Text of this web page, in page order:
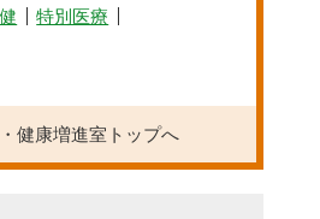
特別医療
健康増進室トップへ